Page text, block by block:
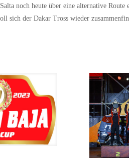
noch heute über eine alternative
sich der Dakar Tross wieder